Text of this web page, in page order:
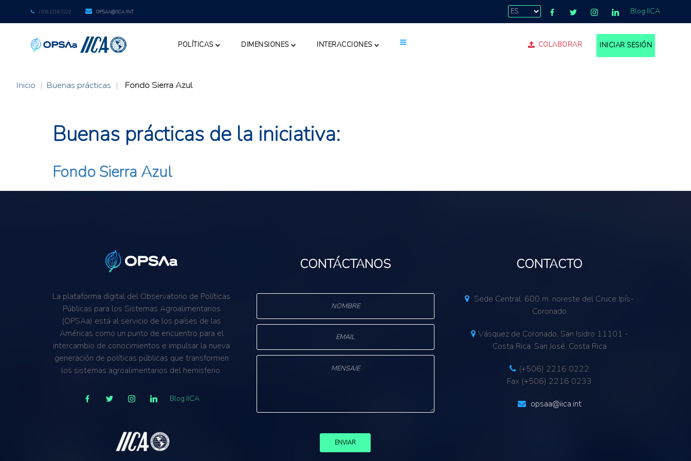
+506 2216 0222 OPSAA@IICA.INT Blog IICA
POLÍTICAS DIMENSIONES INTERACCIONES COLABORAR INICIAR SESIÓN
Inicio | Buenas prácticas | Fondo Sierra Azul
Buenas prácticas de la iniciativa:
Fondo Sierra Azul
La plataforma digital del Observatorio de Políticas
Públicas para los Sistemas Agroalimentarios
(OPSAa) está al servicio de los países de las
Américas como un punto de encuentro para el
intercambio de conocimientos e impulsar la nueva
generación de políticas públicas que transformen
los sistemas agroalimentarios del hemisferio.
Blog IICA
CONTÁCTANOS
ENVIAR
CONTACTO
Sede Central. 600 m. noreste del Cruce Ipís-
Coronado
Vásquez de Coronado, San Isidro 11101 -
Costa Rica. San José, Costa Rica
(+506) 2216 0222
Fax (+506) 2216 0233
opsaa@iica.int